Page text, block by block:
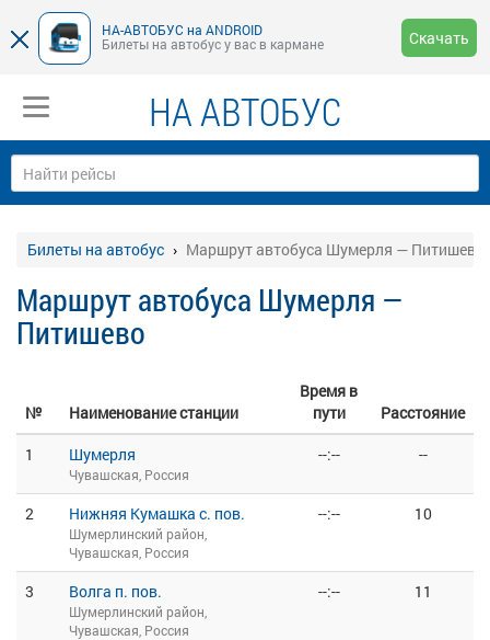
НА-АВТОБУС на ANDROID
Билеты на автобус у вас в кармане
Скачать
НА АВТОБУС
Билеты на автобус Маршрут автобуса Шумерля — Питишево
Маршрут автобуса Шумерля —
Питишево
№ Наименование станции
Время в
пути
Расстояние
1
Шумерля
Чувашская, Россия
--:-- --
2 Нижняя Кумашка с. пов.
Шумерлинский район,
Чувашская, Россия
--:-- 10
3 Волга п. пов.
Шумерлинский район,
Чувашская, Россия
--:-- 11